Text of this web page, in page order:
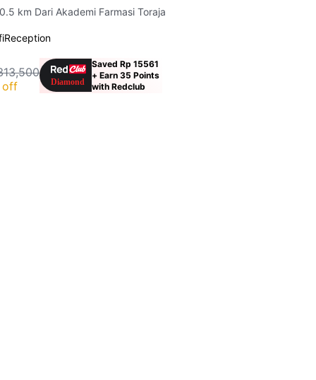
km Dari Akademi Farmasi Toraja
Reception
off
Saved Rp 15561
+ Earn 35 Points
with Redclub